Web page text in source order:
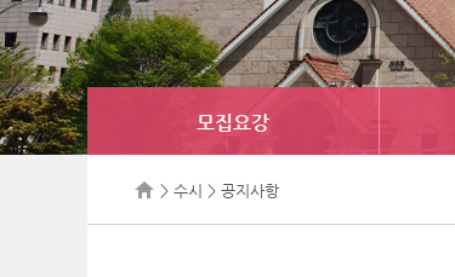
모집요강
> 수시 > 공지사항